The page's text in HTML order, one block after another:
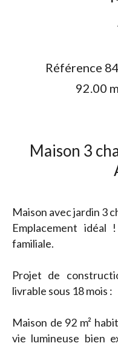
Référence
92.00
Maison 3
Maison avec jardin 3
Emplacement
familiale.
Projet de
livrable sous 18 mois :
Maison de 92 m²
vie lumineuse bien